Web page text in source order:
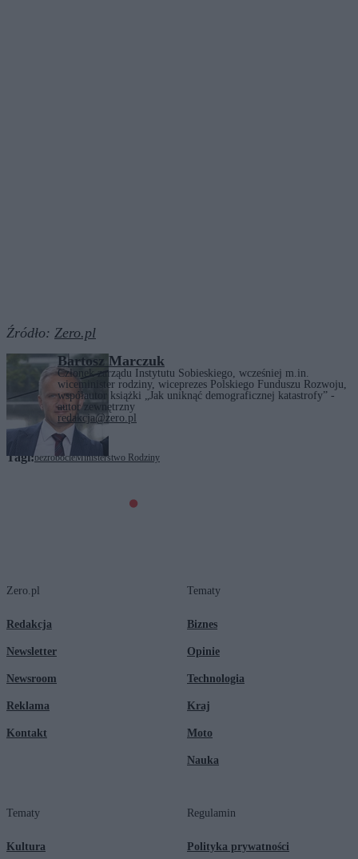
Źródło: Zero.pl
Bartosz Marczuk
Członek zarządu Instytutu Sobieskiego, wcześniej m.in.
wiceminister rodziny, wiceprezes Polskiego Funduszu Rozwoju,
współautor książki „Jak uniknąć demograficznej katastrofy” -
autor zewnętrzny
redakcja@zero.pl
Tagi:bezrobocieMinisterstwo Rodziny
Zero.pl
Redakcja
Newsletter
Newsroom
Reklama
Kontakt
Tematy
Biznes
Opinie
Technologia
Kraj
Moto
Nauka
Tematy
Kultura
Regulamin
Polityka prywatności